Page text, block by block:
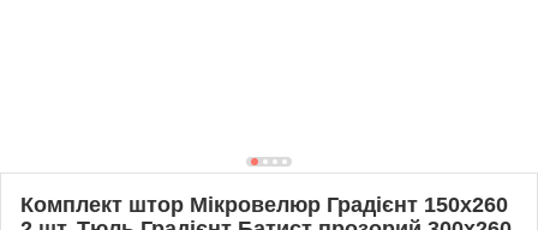
Комплект штор Мікровелюр Градієнт 150х260